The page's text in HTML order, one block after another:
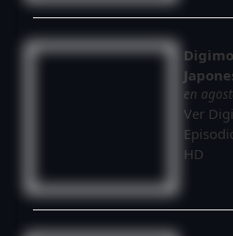
en
Ver
HD